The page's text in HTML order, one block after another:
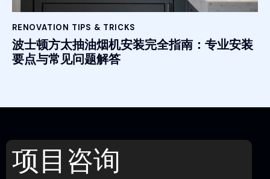
RENOVATION TIPS & TRICKS
波士顿方太抽油烟机安装完全指南：专业安装
要点与常见问题解答
项目咨询